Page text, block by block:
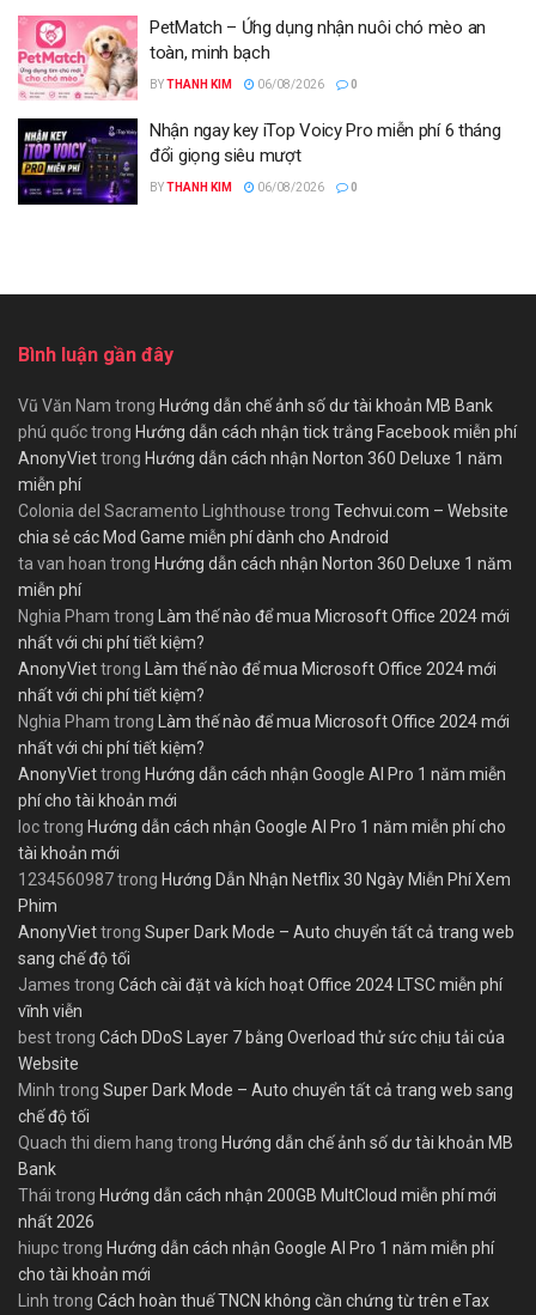
PetMatch – Ứng dụng nhận nuôi chó mèo an
toàn, minh bạch
BYTHANH KIM 06/08/2026 0
Nhận ngay key iTop Voicy Pro miễn phí 6 tháng
đổi giọng siêu mượt
BYTHANH KIM 06/08/2026 0
Bình luận gần đây
Vũ Văn Nam trong Hướng dẫn chế ảnh số dư tài khoản MB Bank
phú quốctrong Hướng dẫn cách nhận tick trắng Facebook miễn phí
AnonyViettrong Hướng dẫn cách nhận Norton 360 Deluxe 1 năm
miễn phí
Colonia del Sacramento Lighthouse trong Techvui.com – Website
chia sẻ các Mod Game miễn phí dành cho Android
ta van hoan trong Hướng dẫn cách nhận Norton 360 Deluxe 1 năm
miễn phí
Nghia Pham trong Làm thế nào để mua Microsoft Office 2024 mới
nhất với chi phí tiết kiệm?
AnonyViettrong Làm thế nào để mua Microsoft Office 2024 mới
nhất với chi phí tiết kiệm?
Nghia Pham trong Làm thế nào để mua Microsoft Office 2024 mới
nhất với chi phí tiết kiệm?
AnonyViettrong Hướng dẫn cách nhận Google AI Pro 1 năm miễn
phí cho tài khoản mới
loctrong Hướng dẫn cách nhận Google AI Pro 1 năm miễn phí cho
tài khoản mới
1234560987trong Hướng Dẫn Nhận Netflix 30 Ngày Miễn Phí Xem
Phim
AnonyViettrong Super Dark Mode – Auto chuyển tất cả trang web
sang chế độ tối
James trong Cách cài đặt và kích hoạt Office 2024 LTSC miễn phí
vĩnh viễn
besttrong Cách DDoS Layer 7 bằng Overload thử sức chịu tải của
Website
Minh trong Super Dark Mode – Auto chuyển tất cả trang web sang
chế độ tối
Quach thi diem hang trong Hướng dẫn chế ảnh số dư tài khoản MB
Bank
Thái trong Hướng dẫn cách nhận 200GB MultCloud miễn phí mới
nhất 2026
hiupctrong Hướng dẫn cách nhận Google AI Pro 1 năm miễn phí
cho tài khoản mới
Linh trong Cách hoàn thuế TNCN không cần chứng từ trên eTax